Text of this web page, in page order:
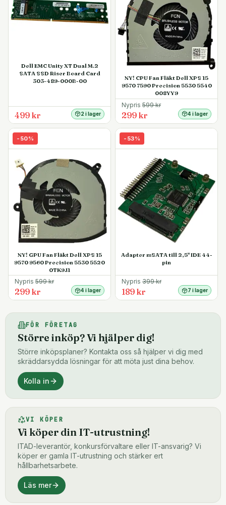
Dell EMC Unity XT Dual M.2
SATA SSD Riser Board Card
303-489-000B-00
499 kr 2 i lager
NY! CPU Fan Fläkt Dell XPS 15
9570 7590 Precision 5530 5540
008YY9
Nypris 599kr
299 kr 4 i lager
- 50%
NY! GPU Fan Fläkt Dell XPS 15
9570 9560 Precision 5530 5520
0TK9J1
Nypris 599kr
299 kr 4 i lager
- 53%
Adapter mSATA till 2,5" IDE 44-
pin
Nypris 399kr
189 kr 7 i lager
FÖR FÖRETAG
Större inköp? Vi hjälper dig!
Större inköpsplaner? Kontakta oss så hjälper vi dig med
skräddarsydda lösningar för att möta just dina behov.
Kolla in
VI KÖPER
Vi köper din IT-utrustning!
ITAD-leverantör, konkursförvaltare eller IT-ansvarig? Vi
köper er gamla IT-utrustning och stärker ert
hållbarhetsarbete.
Läs mer